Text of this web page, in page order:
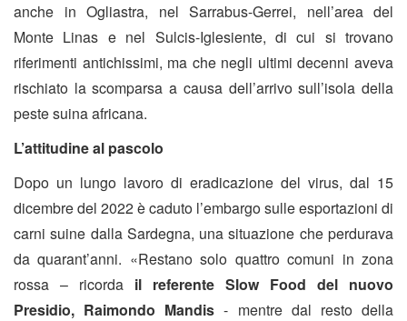
anche in Ogliastra, nel Sarrabus-Gerrei, nell’area del
Monte Linas e nel Sulcis-Iglesiente, di cui si trovano
riferimenti antichissimi, ma che negli ultimi decenni aveva
rischiato la scomparsa a causa dell’arrivo sull’isola della
peste suina africana.
L’attitudine al pascolo
Dopo un lungo lavoro di eradicazione del virus, dal 15
dicembre del 2022 è caduto l’embargo sulle esportazioni di
carni suine dalla Sardegna, una situazione che perdurava
da quarant’anni. «Restano solo quattro comuni in zona
rossa – ricorda il referente Slow Food del nuovo
Presidio, Raimondo Mandis - mentre dal resto della